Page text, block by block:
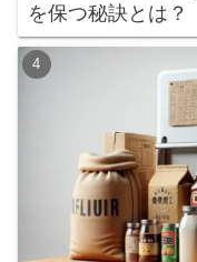
を保つ秘訣とは？